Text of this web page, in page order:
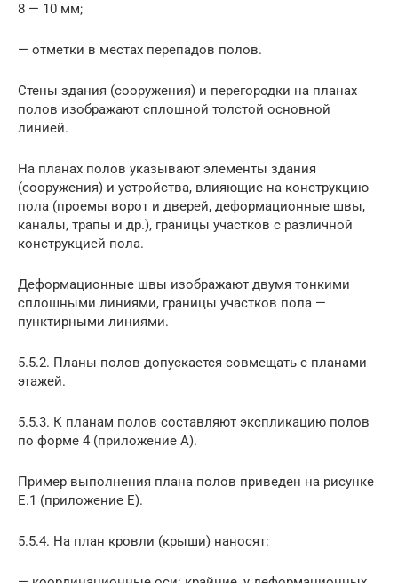
8 — 10 мм;
— отметки в местах перепадов полов.
Стены здания (сооружения) и перегородки на планах
полов изображают сплошной толстой основной
линией.
На планах полов указывают элементы здания
(сооружения) и устройства, влияющие на конструкцию
пола (проемы ворот и дверей, деформационные швы,
каналы, трапы и др.), границы участков с различной
конструкцией пола.
Деформационные швы изображают двумя тонкими
сплошными линиями, границы участков пола —
пунктирными линиями.
5.5.2. Планы полов допускается совмещать с планами
этажей.
5.5.3. К планам полов составляют экспликацию полов
по форме 4 (приложение А).
Пример выполнения плана полов приведен на рисунке
Е.1 (приложение Е).
5.5.4. На план кровли (крыши) наносят: